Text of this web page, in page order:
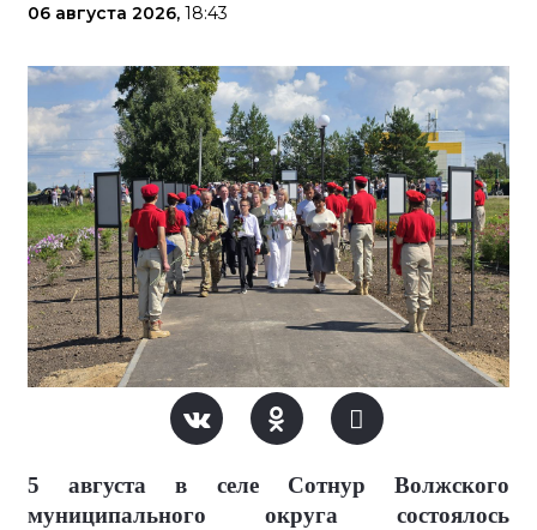
06 августа 2026, 18:43
5 августа в селе Сотнур Волжского
муниципального округа состоялось